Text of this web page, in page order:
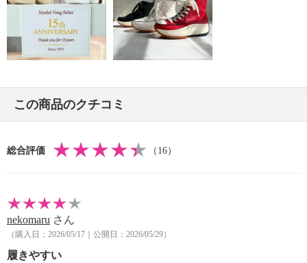
・中国製
この商品のクチコミ
総合評価 （16）
nekomaru さん
（購入日：2026/05/17｜公開日：2026/05/29）
履きやすい